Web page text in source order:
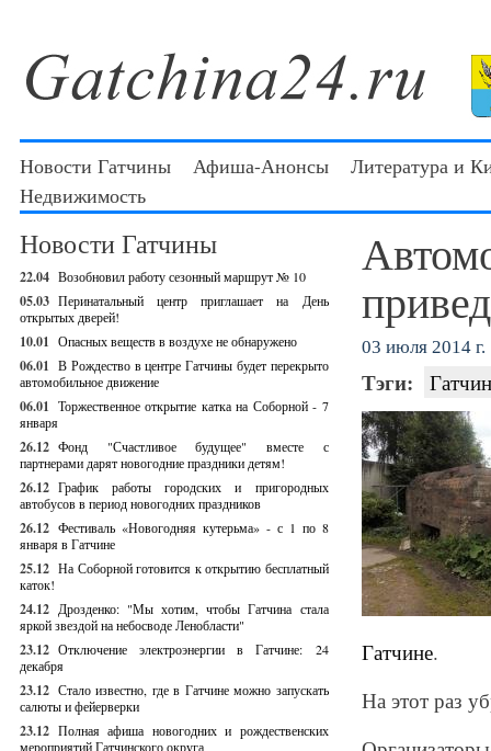
Новости Гатчины Афиша-Анонсы
Литература и
Недвижимость
Новости Гатчины
22.04 Возобновил работу сезонный маршрут № 10
05.03 Перинатальный центр приглашает на День
открытых дверей!
10.01 Опасных веществ в воздухе не обнаружено
06.01 В Рождество в центре Гатчины будет перекрыто
автомобильное движение
06.01 Торжественное открытие катка на Соборной - 7
января
26.12 Фонд "Счастливое будущее" вместе с
партнерами дарят новогодние праздники детям!
26.12 График работы городских и пригородных
автобусов в период новогодних праздников
26.12 Фестиваль «Новогодняя кутерьма» - с 1 по 8
января в Гатчине
25.12 На Соборной готовится к открытию бесплатный
каток!
24.12 Дрозденко: "Мы хотим, чтобы Гатчина стала
яркой звездой на небосводе Ленобласти"
23.12 Отключение электроэнергии в Гатчине: 24
декабря
23.12 Стало известно, где в Гатчине можно запускать
салюты и фейерверки
23.12 Полная афиша новогодних и рождественских
мероприятий Гатчинского округа
03 июля 2014 г.
Тэги:
Гатчине.
На этот раз